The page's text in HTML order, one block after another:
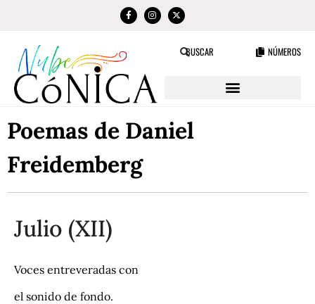
BUSCAR NÚMEROS
Poemas de Daniel
Freidemberg
Julio (XII)
Voces entreveradas con
el sonido de fondo.